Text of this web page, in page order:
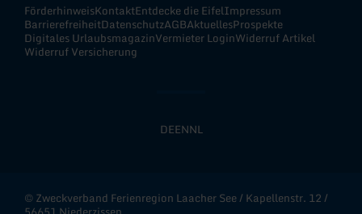
FörderhinweisKontaktEntdecke die EifelImpressum
BarrierefreiheitDatenschutzAGBAktuellesProspekte
Digitales UrlaubsmagazinVermieter LoginWiderruf Artikel
Widerruf Versicherung
DEENNL
© Zweckverband Ferienregion Laacher See / Kapellenstr. 12 /